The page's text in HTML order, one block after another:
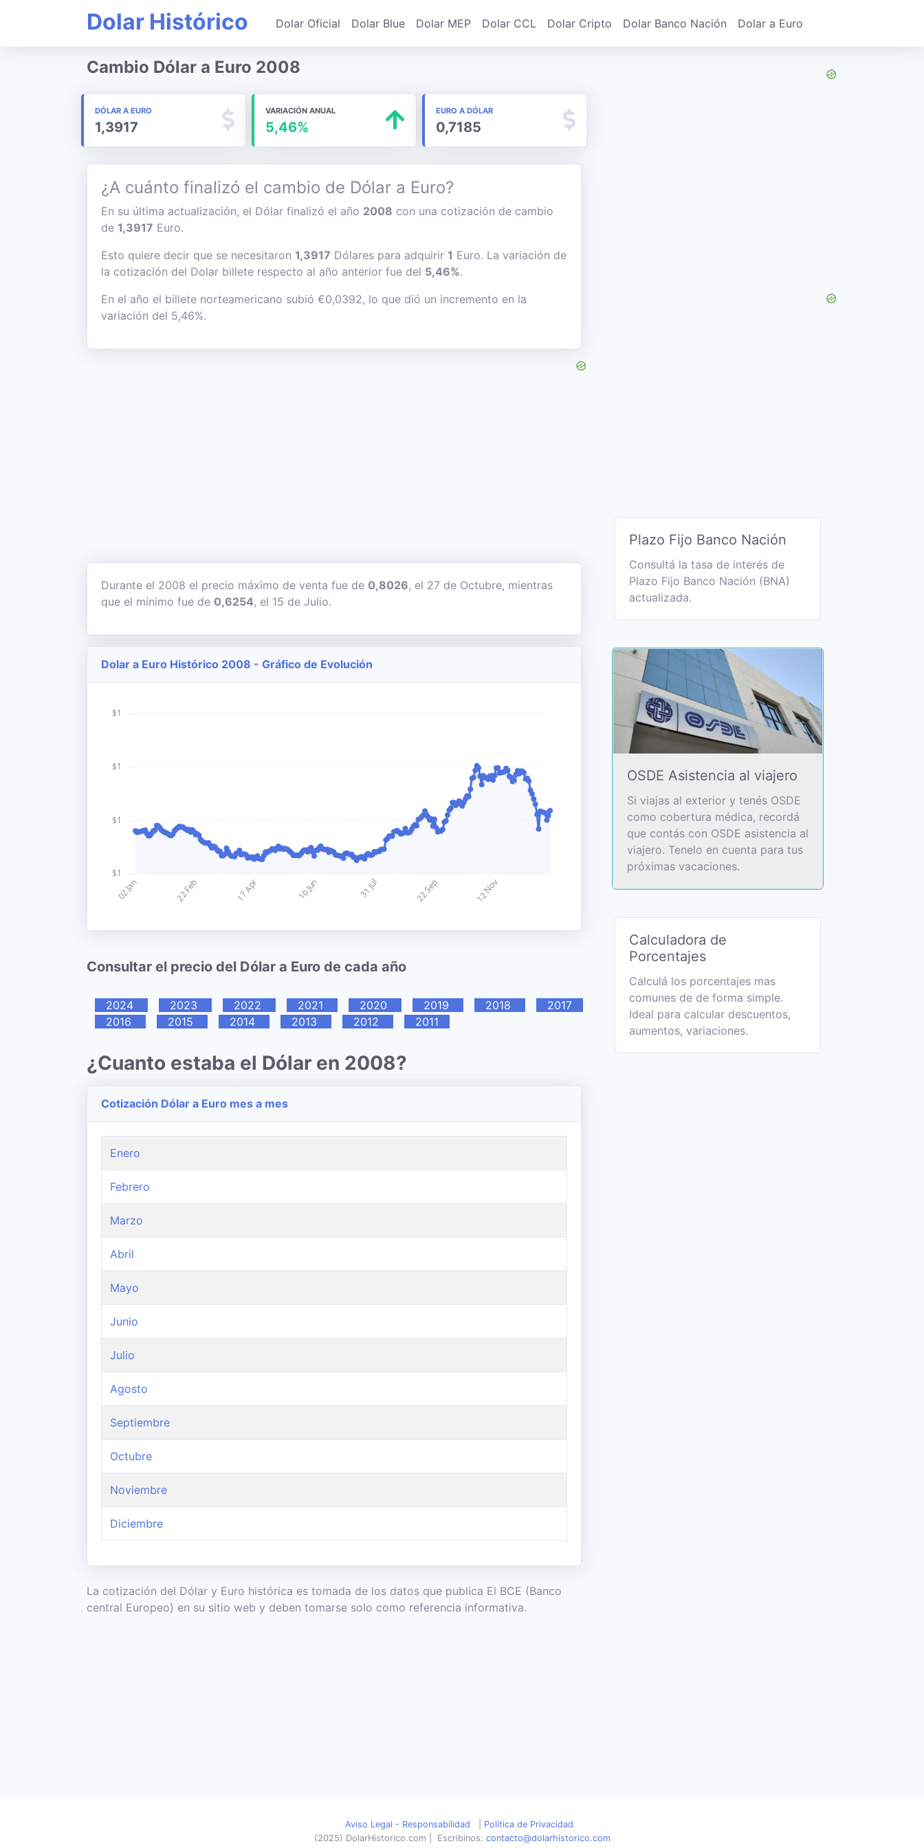
Dolar Histórico Dolar Oficial Dolar Blue Dolar MEP Dolar CCL Dolar Cripto Dolar Banco Nación Dolar a Euro
Cambio Dólar a Euro 2008
DÓLAR A EURO
1,3917
VARIACIÓN ANUAL
5,46%
EURO A DÓLAR
0,7185
¿A cuánto finalizó el cambio de Dólar a Euro?
En su última actualización, el Dólar finalizó el año 2008 con una cotización de cambio
de 1,3917 Euro.
Esto quiere decir que se necesitaron 1,3917 Dólares para adquirir 1 Euro. La variación de
la cotización del Dolar billete respecto al año anterior fue del 5,46%.
En el año el billete norteamericano subió €0,0392, lo que dió un incremento en la
variación del 5,46%.
Durante el 2008 el precio máximo de venta fue de 0,8026, el 27 de Octubre, mientras
que el mínimo fue de 0,6254, el 15 de Julio.
Dolar a Euro Histórico 2008 - Gráfico de Evolución
Consultar el precio del Dólar a Euro de cada año
2024 2023 2022 2021 2020 2019 2018
2017
2016
2015 2014 2013 2012 2011
¿Cuanto estaba el Dólar en 2008?
Cotización Dólar a Euro mes a mes
Enero
Febrero
Marzo
Abril
Mayo
Junio
Julio
Agosto
Septiembre
Octubre
Noviembre
Diciembre
La cotización del Dólar y Euro histórica es tomada de los datos que publica El BCE (Banco
central Europeo) en su sitio web y deben tomarse solo como referencia informativa.
Plazo Fijo Banco Nación
Consultá la tasa de interés de
Plazo Fijo Banco Nación (BNA)
actualizada.
OSDE Asistencia al viajero
Si viajas al exterior y tenés OSDE
como cobertura médica, recordá
que contás con OSDE asistencia al
viajero. Tenelo en cuenta para tus
próximas vacaciones.
Calculadora de
Porcentajes
Calculá los porcentajes mas
comunes de de forma simple.
Ideal para calcular descuentos,
aumentos, variaciones.
Aviso Legal - Responsabilidad
Política de Privacidad
(2025) DolarHistorico.com
Escribinos: contacto@dolarhistorico.com